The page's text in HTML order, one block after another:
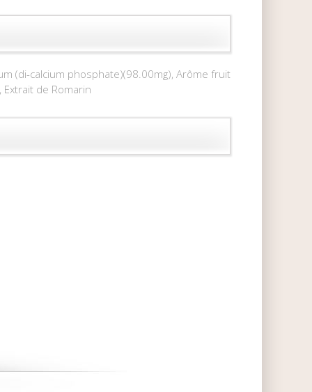
(di-calcium phosphate)(98.00mg), Arôme fruit
de Romarin